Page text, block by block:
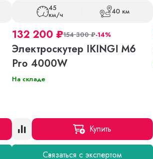
45
км/ч 40 км
132 200 ₽154 300₽-14%
Электроскутер IKINGI M6
Pro 4000W
На складе
Купить
Связаться с экспертом